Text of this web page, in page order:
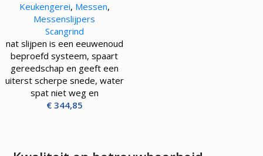
Keukengerei, Messen,
Messenslijpers
Scangrind
nat slijpen is een eeuwenoud
beproefd systeem, spaart
gereedschap en geeft een
uiterst scherpe snede, water
spat niet weg en
€344,85